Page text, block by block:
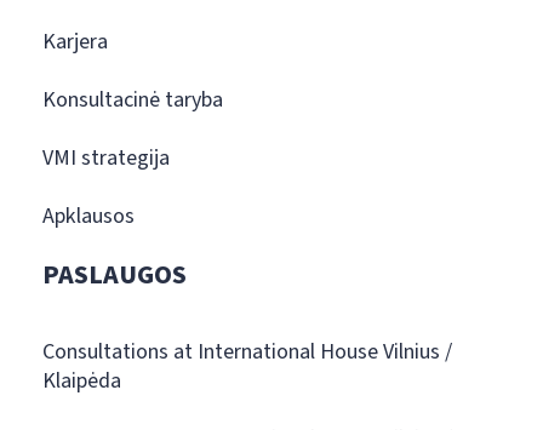
Karjera
Konsultacinė taryba
VMI strategija
Apklausos
PASLAUGOS
Consultations at International House Vilnius /
Klaipėda